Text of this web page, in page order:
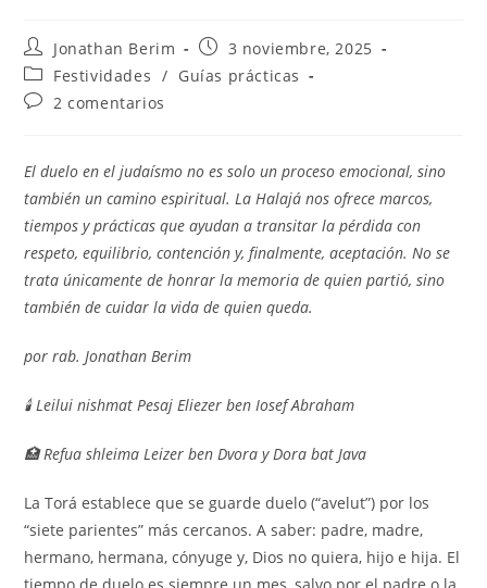
Autor
de
la
entrada:
Jonathan Berim
Entrada
publicada:
3 noviembre, 2025
Categoría
de
la
Festividades / Guías prácticas
Comentarios
entrada:
2 comentarios
El duelo en el judaísmo no es solo un proceso emocional, sino
también un camino espiritual. La Halajá nos ofrece marcos,
tiempos y prácticas que ayudan a transitar la pérdida con
respeto, equilibrio, contención y, finalmente, aceptación. No se
trata únicamente de honrar la memoria de quien partió, sino
también de cuidar la vida de quien queda.
por rab. Jonathan Berim
🕯️ Leilui nishmat Pesaj Eliezer ben Iosef Abraham
🏥 Refua shleima Leizer ben Dvora y Dora bat Java
La Torá establece que se guarde duelo (“avelut”) por los
“siete parientes” más cercanos. A saber: padre, madre,
hermano, hermana, cónyuge y, Dios no quiera, hijo e hija. El